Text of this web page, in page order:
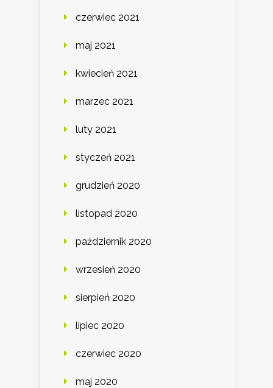
czerwiec 2021
maj 2021
kwiecień 2021
marzec 2021
luty 2021
styczeń 2021
grudzień 2020
listopad 2020
październik 2020
wrzesień 2020
sierpień 2020
lipiec 2020
czerwiec 2020
maj 2020